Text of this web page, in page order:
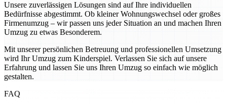
Unsere zuverlässigen Lösungen sind auf Ihre individuellen
Bedürfnisse abgestimmt. Ob kleiner Wohnungswechsel oder großes
Firmenumzug – wir passen uns jeder Situation an und machen Ihren
Umzug zu etwas Besonderem.
Mit unserer persönlichen Betreuung und professionellen Umsetzung
wird Ihr Umzug zum Kinderspiel. Verlassen Sie sich auf unsere
Erfahrung und lassen Sie uns Ihren Umzug so einfach wie möglich
gestalten.
FAQ